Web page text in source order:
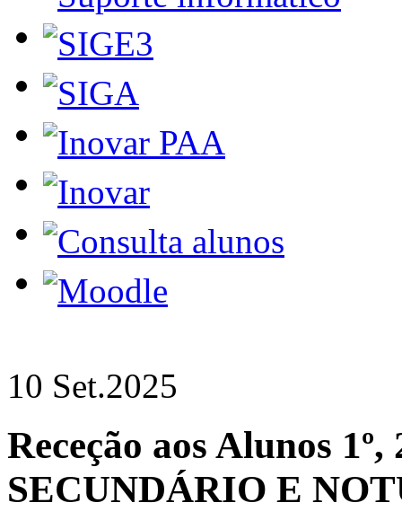
10 Set.2025
Receção aos Alunos 1º,
SECUNDÁRIO E